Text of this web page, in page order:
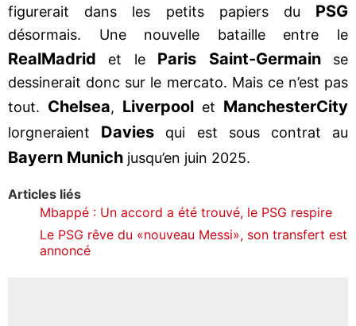
figurerait dans les petits papiers du PSG
désormais. Une nouvelle bataille entre le
RealMadrid et le Paris Saint-Germainse
dessinerait donc sur le mercato. Mais ce n’est pas
tout. Chelsea, Liverpool et ManchesterCity
lorgneraient Davies qui est sous contrat au
Bayern Munich jusqu’en juin 2025.
Articles liés
Mbappé : Un accord a été trouvé, le PSG respire
Le PSG rêve du «nouveau Messi», son transfert est
annoncé